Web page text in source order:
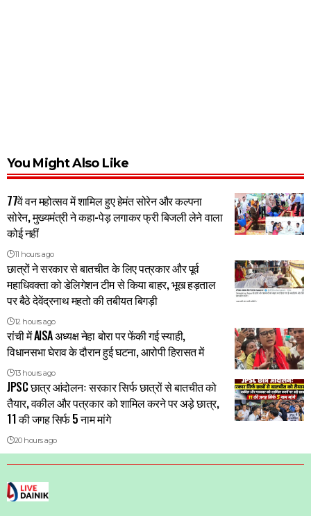
You Might Also Like
77वें वन महोत्सव में शामिल हुए हेमंत सोरेन और कल्पना
सोरेन, मुख्यमंत्री ने कहा-पेड़ लगाकर फ्री बिजली लेने वाला
कोई नहीं
11 hours ago
छात्रों ने सरकार से बातचीत के लिए पत्रकार और पूर्व
महाधिवक्ता को डेलिगेशन टीम से किया बाहर, भूख हड़ताल
पर बैठे देवेंद्रनाथ महतो की तबीयत बिगड़ी
12 hours ago
रांची में AISA अध्यक्ष नेहा बोरा पर फेंकी गई स्याही,
विधानसभा घेराव के दौरान हुई घटना, आरोपी हिरासत में
13 hours ago
JPSC छात्र आंदोलनः सरकार सिर्फ छात्रों से बातचीत को
तैयार, वकील और पत्रकार को शामिल करने पर अड़े छात्र,
11 की जगह सिर्फ 5 नाम मांगे
20 hours ago